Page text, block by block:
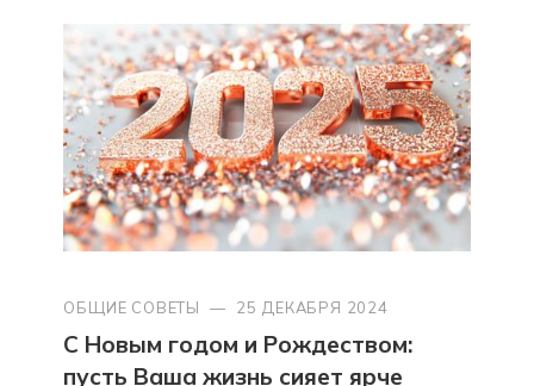
ОБЩИЕ СОВЕТЫ — 25 ДЕКАБРЯ 2024
С Новым годом и Рождеством:
пусть Ваша жизнь сияет ярче